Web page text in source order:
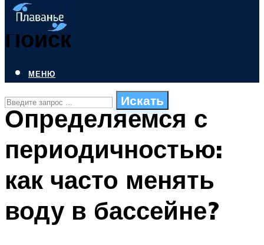
Поиск
Искать
СТИЛИ ПЛАВАНЬЯ
ПЛАВАНЬЕ ДЛЯ ДЕТЕЙ
БАССЕЙН ДЛЯ ДОМА
ОЧИСТКА БАССЕЙНОВ
МЕНЮ
Определяемся с
периодичностью:
как часто менять
воду в бассейне?